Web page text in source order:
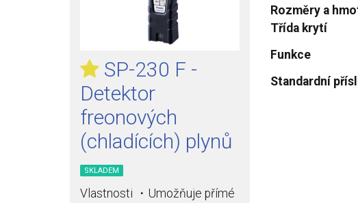
Rozměry a
Třída krytí
Funkce
Standardní
SP-230 F -
Detektor
freonových
(chladících) plynů
SKLADEM
Vlastnosti ・Umožňuje přímé